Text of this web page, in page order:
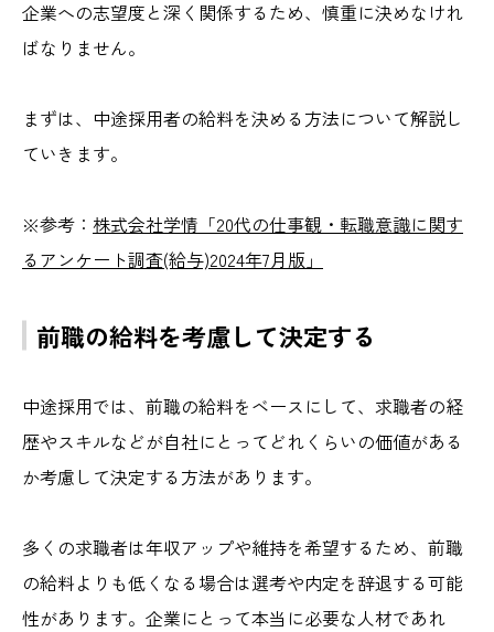
企業への志望度と深く関係するため、慎重に決めなけれ
ばなりません。
まずは、中途採用者の給料を決める方法について解説し
ていきます。
※参考： 株式会社学情「20代の仕事観・転職意識に関す
るアンケート調査(給与)2024年7月版」
前職の給料を考慮して決定する
中途採用では、前職の給料をベースにして、求職者の経
歴やスキルなどが自社にとってどれくらいの価値がある
か考慮して決定する方法があります。
多くの求職者は年収アップや維持を希望するため、前職
の給料よりも低くなる場合は選考や内定を辞退する可能
性があります。企業にとって本当に必要な人材であれ